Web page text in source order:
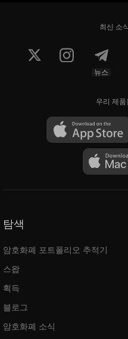
최신 소
뉴스
우리 제품
탐색
암호화폐 포트폴리오 추적기
스왑
획득
블로그
암호화폐 소식